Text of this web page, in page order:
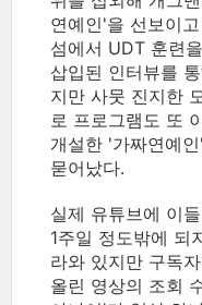
연예인'을 선보이
섬에서 UDT 훈련
삽입된 인터뷰를
지만 사뭇 진지한
로 프로그램도 또
개설한 '가짜연예
묻어났다.
실제 유튜브에 이
1주일 정도밖에 되
라와 있지만 구독
올린 영상의 조회